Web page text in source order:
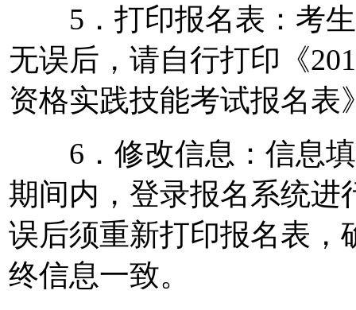
5．打印报名表：考生
无误后，请自行打印《
资格实践技能考试报名表
6．修改信息：信息填
期间内，登录报名系统进
误后须重新打印报名表，
终信息一致。